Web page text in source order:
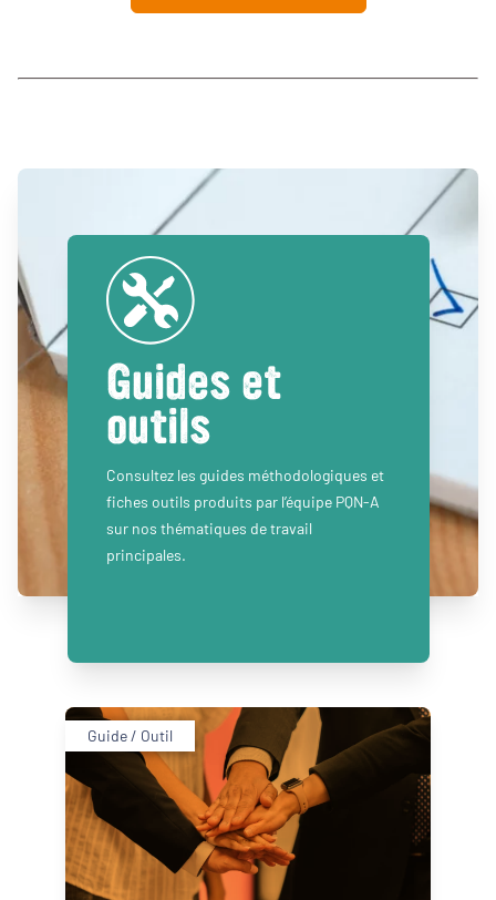
Guides et
outils
Consultez les guides méthodologiques et
fiches outils produits par l’équipe PQN-A
sur nos thématiques de travail
principales.
Guide / Outil